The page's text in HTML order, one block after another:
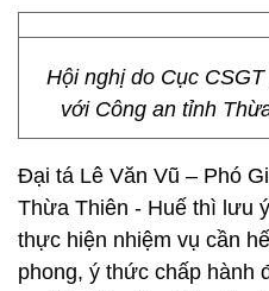
Hội nghị do Cục
với Công an tỉnh
Đại tá Lê Văn Vũ – Phó
Thừa Thiên - Huế thì lưu
thực hiện nhiệm vụ cần
phong, ý thức chấp hành